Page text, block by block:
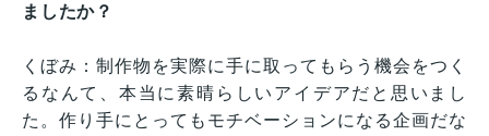
ましたか？
くぼみ：制作物を実際に手に取ってもらう機会をつく
るなんて、本当に素晴らしいアイデアだと思いまし
た。作り手にとってもモチベーションになる企画だな